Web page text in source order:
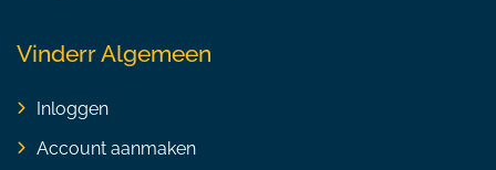
Vinderr Algemeen
Inloggen
Account aanmaken